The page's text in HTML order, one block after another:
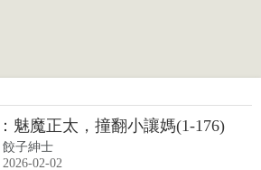
魅魔正太，撞翻小讓媽(1-176)
餃子紳士
02-02